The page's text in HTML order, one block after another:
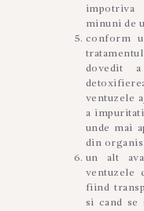
minuni de
conform
dovedit
ventuzele
a
unde mai
din
un alt
ventuzele
fiind
si cand se